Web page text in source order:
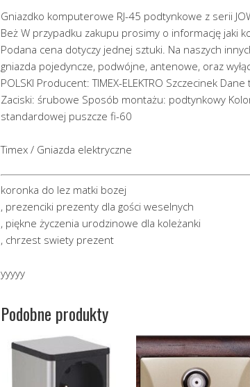
Gniazdko komputerowe RJ-45 podtynkowe z serii
Beż W przypadku zakupu prosimy o informację jaki
Podana cena dotyczy jednej sztuki. Na naszych
gniazda pojedyncze, podwójne, antenowe, oraz
POLSKI Producent: TIMEX-ELEKTRO Szczecinek
Zaciski: śrubowe Sposób montażu: podtynkowy
standardowej puszcze fi-60
Timex / Gniazda elektryczne
koronka do lez matki bozej
, prezenciki prezenty dla gości weselnych
, piękne życzenia urodzinowe dla koleżanki
, chrzest swiety prezent
yyyyy
Podobne produkty